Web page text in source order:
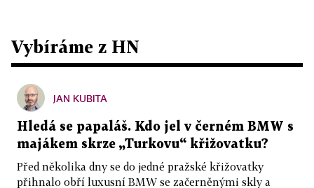
Vybíráme z HN
JAN KUBITA
Hledá se papaláš. Kdo jel v černém BMW s
majákem skrze „Turkovu“ křižovatku?
Před několika dny se do jedné pražské křižovatky
přihnalo obří luxusní BMW se začerněnými skly a